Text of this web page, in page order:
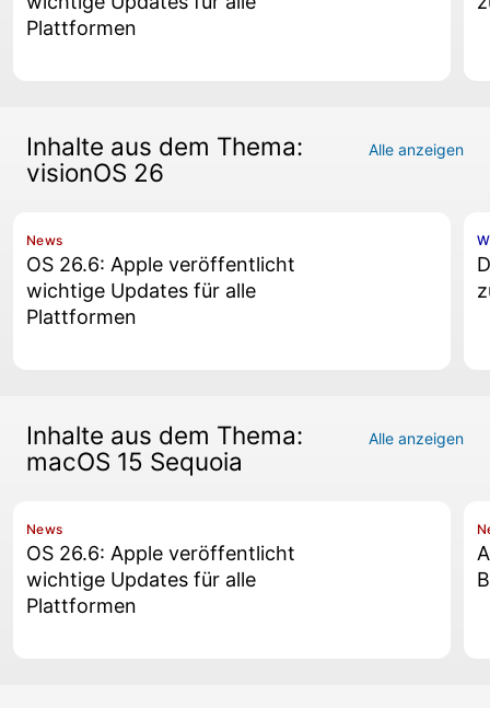
Plattformen
Inhalte aus dem Thema:
visionOS 26
Alle anzeigen
News
OS 26.6: Apple veröffentlicht
wichtige Updates für alle
Plattformen
Inhalte aus dem Thema:
macOS 15 Sequoia
Alle anzeigen
News
OS 26.6: Apple veröffentlicht
wichtige Updates für alle
Plattformen